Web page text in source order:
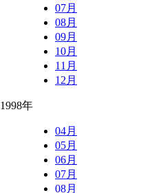
07月
08月
09月
10月
11月
12月
1998年
04月
05月
06月
07月
08月